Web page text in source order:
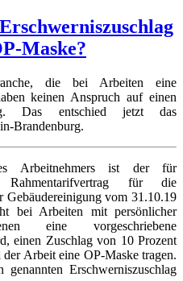
Maske?
die bei Arbeiten eine
keinen Anspruch auf einen
Das entschied jetzt das
Brandenburg.
Arbeitnehmers ist der für
Rahmentarifvertrag für die
Gebäudereinigung vom 31.10.19
bei Arbeiten mit persönlicher
eine vorgeschriebene
einen Zuschlag von 10 Prozent
Arbeit eine OP-Maske tragen.
Erschwerniszuschlag